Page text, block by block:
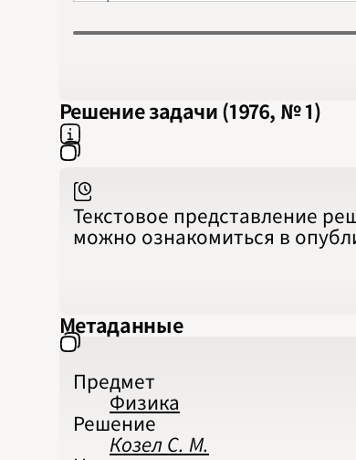
Решение задачи (1976, № 1)
Текстовое представление
можно ознакомиться в
Метаданные
Предмет
Физика
Решение
Козел С. М.